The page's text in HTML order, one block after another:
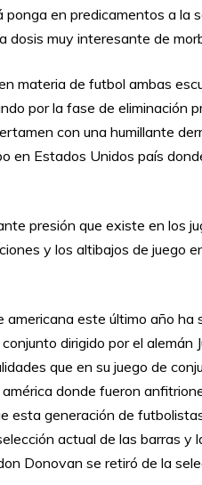
ponga en predicamentos a
dosis muy interesante de
materia de futbol ambas
por la fase de eliminación
con una humillante
en Estados Unidos país
presión que existe en los
y los altibajos de juego
este último año
dirigido por el
que en su juego de
donde fueron
esta generación de
actual de las barras
Donovan se retiró de la